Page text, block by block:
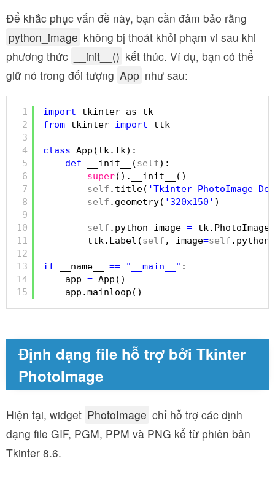
Để khắc phục vấn đề này, bạn cần đảm bảo rằng
python_image không bị thoát khỏi phạm vi sau khi
phương thức
__init__() kết thúc. Ví dụ, bạn có thể
giữ nó trong đối tượng App như sau:
1
2
3
4
5
6
7
8
9
10
11
12
13
14
15
import
tkinter as tk
from tkinter import ttk
class App(tk.Tk):
def
__init__(self):
super().__init__()
self .title( 'Tkinter PhotoImage
self .geometry( '320x150' )
self .python_image = tk.PhotoImage(
ttk.Label(self , image=self
if __name__ == "__main__" :
app = App()
app.mainloop()
Định dạng file hỗ trợ bởi Tkinter
PhotoImage
Hiện tại, widget PhotoImage chỉ hỗ trợ các định
dạng file GIF, PGM, PPM và PNG kể từ phiên bản
Tkinter 8.6.